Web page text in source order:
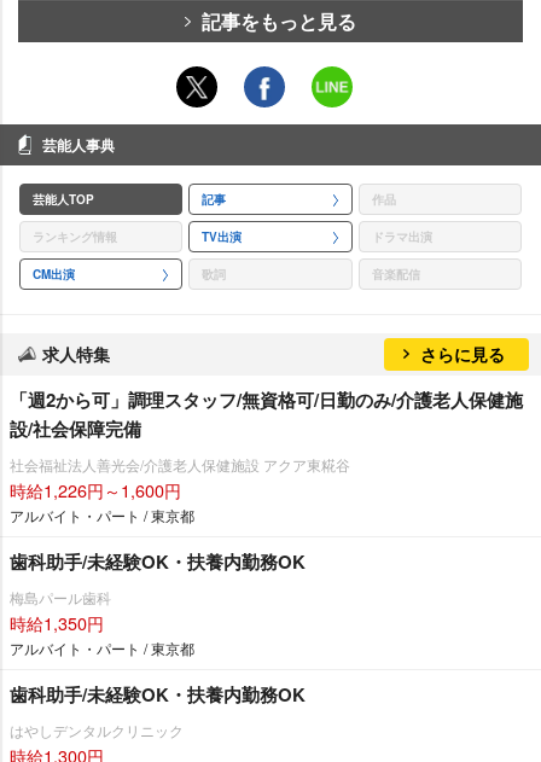
記事をもっと見る
芸能人事典
芸能人TOP 記事 作品
ランキング情報 TV出演 ドラマ出演
CM出演 歌詞 音楽配信
求人特集 さらに見る
「週2から可」調理スタッフ/無資格可/日勤のみ/介護老人保健施
設/社会保障完備
社会福祉法人善光会/介護老人保健施設 アクア東糀谷
時給1,226円～1,600円
アルバイト・パート / 東京都
歯科助手/未経験OK・扶養内勤務OK
梅島パール歯科
時給1,350円
アルバイト・パート / 東京都
歯科助手/未経験OK・扶養内勤務OK
はやしデンタルクリニック
時給1,300円